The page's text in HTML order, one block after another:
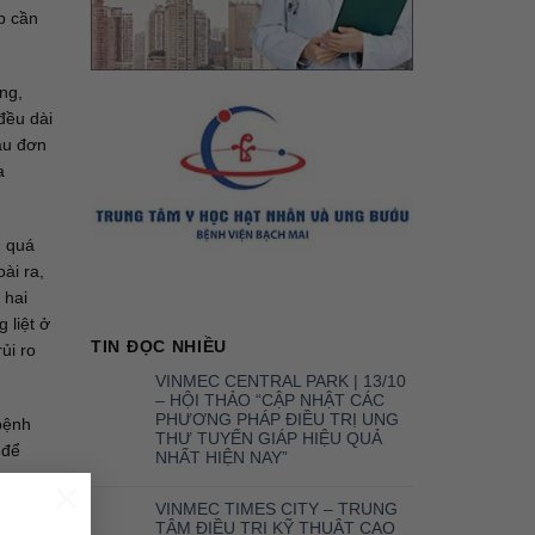
cần
dài
đơn
quá
ra,
hai
liệt ở
ro
cao,
TIN ĐỌC NHIỀU
VINMEC CENTRAL PARK | 13/10
– HỘI THẢO “CẬP NHẬT CÁC
PHƯƠNG PHÁP ĐIỀU TRỊ UNG
THƯ TUYẾN GIÁP HIỆU QUẢ
NHẤT HIỆN NAY”
VINMEC TIMES CITY – TRUNG
TÂM ĐIỀU TRỊ KỸ THUẬT CAO